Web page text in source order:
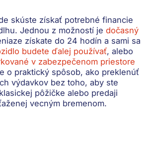
skúste získať potrebné financie
. Jednou z možností jedočasný
získate do 24 hodín a sami sa
budete ďalej používať, alebo
v zabezpečenom priestore
o praktický spôsob,ako preklenúť
výdavkov bez toho, aby ste
pôžičke alebo predaji
vecným bremenom.